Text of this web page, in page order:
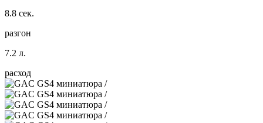
8.8 сек.
разгон
7.2 л.
расход